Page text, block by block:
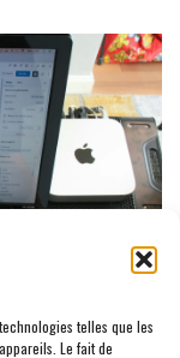
telles que les
Le fait de